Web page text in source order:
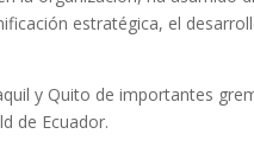
estratégica, el
y Quito de importantes
de Ecuador.